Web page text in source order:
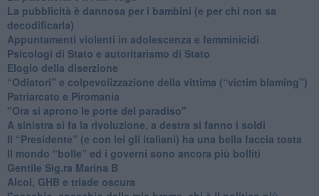
​La pubblicità è dannosa per i bambini (e per chi non sa
decodificarla)
​Appuntamenti violenti in adolescenza e femminicidi
​Psicologi di Stato e autoritarismo di Stato
Elogio della diserzione
“Odiatori” e colpevolizzazione della vittima (“victim blaming”)
​Patriarcato e Piromania
"Ora si aprono le porte del paradiso"
​A sinistra si fa la rivoluzione, a destra si fanno i soldi
​Il “Presidente” (e con lei gli italiani) ha una bella faccia tosta
​Il mondo “bolle” ed i governi sono ancora più bolliti
​Gentile Sig.ra Marina B
​Alcol, GHB e triade oscura